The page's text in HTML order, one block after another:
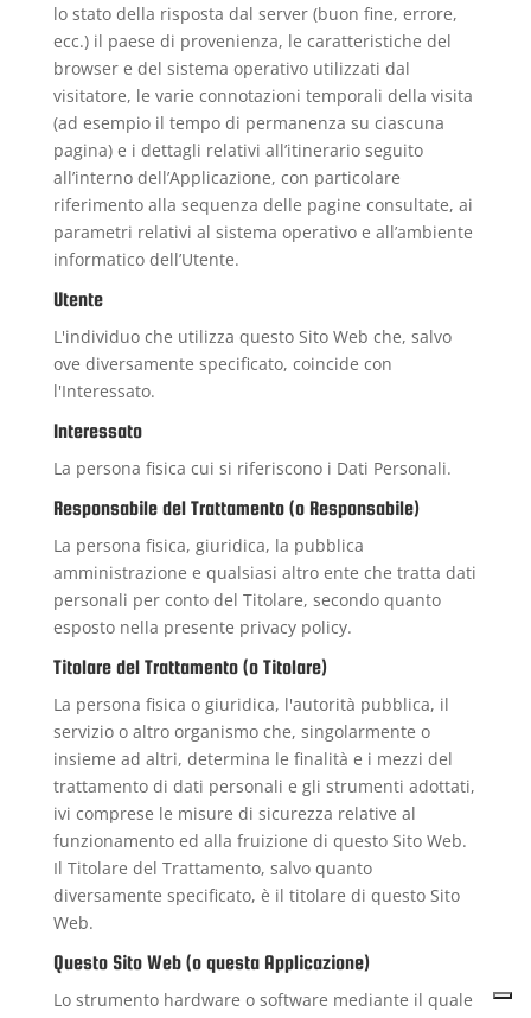
lo stato della risposta dal server (buon fine, errore,
ecc.) il paese di provenienza, le caratteristiche del
browser e del sistema operativo utilizzati dal
visitatore, le varie connotazioni temporali della visita
(ad esempio il tempo di permanenza su ciascuna
pagina) e i dettagli relativi all’itinerario seguito
all’interno dell’Applicazione, con particolare
riferimento alla sequenza delle pagine consultate, ai
parametri relativi al sistema operativo e all’ambiente
informatico dell’Utente.
Utente
L'individuo che utilizza questo Sito Web che, salvo
ove diversamente specificato, coincide con
l'Interessato.
Interessato
La persona fisica cui si riferiscono i Dati Personali.
Responsabile del Trattamento (o Responsabile)
La persona fisica, giuridica, la pubblica
amministrazione e qualsiasi altro ente che tratta dati
personali per conto del Titolare, secondo quanto
esposto nella presente privacy policy.
Titolare del Trattamento (o Titolare)
La persona fisica o giuridica, l'autorità pubblica, il
servizio o altro organismo che, singolarmente o
insieme ad altri, determina le finalità e i mezzi del
trattamento di dati personali e gli strumenti adottati,
ivi comprese le misure di sicurezza relative al
funzionamento ed alla fruizione di questo Sito Web.
Il Titolare del Trattamento, salvo quanto
diversamente specificato, è il titolare di questo Sito
Web.
Questo Sito Web (o questa Applicazione)
Lo strumento hardware o software mediante il quale